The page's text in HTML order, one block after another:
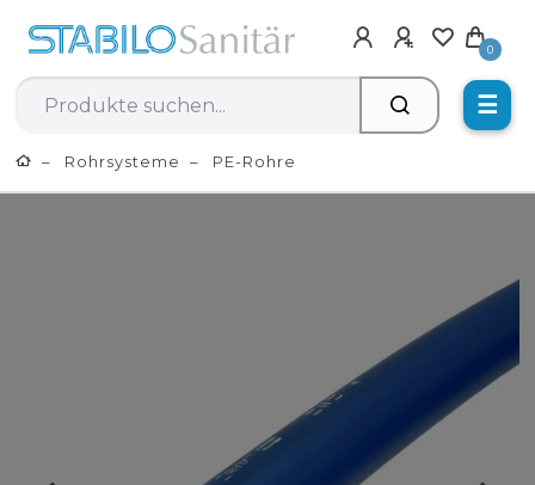
0
☰
Rohrsysteme PE-Rohre